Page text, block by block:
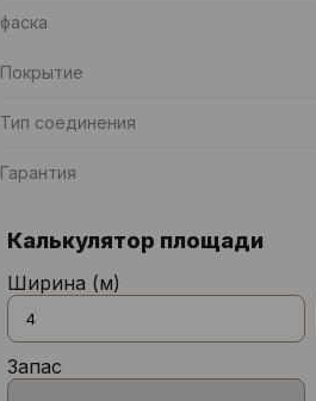
фаска
Покрытие
Тип соединения
Гарантия
Калькулятор площади
Ширина (м)
Запас